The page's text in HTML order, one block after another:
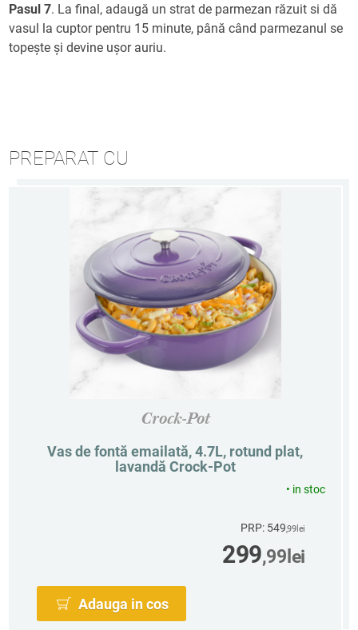
Pasul 7. La final, adaugă un strat de parmezan răzuit si dă
vasul la cuptor pentru 15 minute, până când parmezanul se
topește și devine ușor auriu.
PREPARAT CU
Crock-Pot
Vas de fontă emailată, 4.7L, rotund plat,
lavandă Crock-Pot
• in stoc
PRP: 549,99 lei
299,99 lei
Adauga in cos